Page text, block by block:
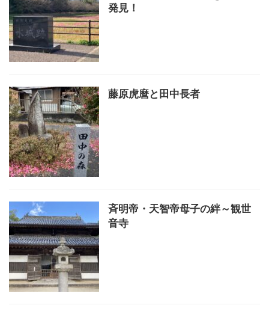
発見！
藤原虎麿と田中長者
斉明帝・天智帝母子の絆～観世
音寺